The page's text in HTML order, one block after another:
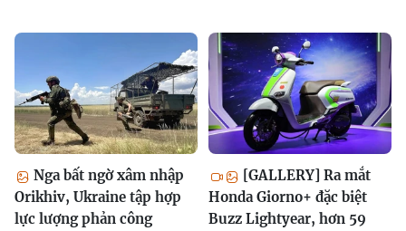
Nga bất ngờ xâm nhập
Orikhiv, Ukraine tập hợp
lực lượng phản công
[GALLERY] Ra mắt
Honda Giorno+ đặc biệt
Buzz Lightyear, hơn 59